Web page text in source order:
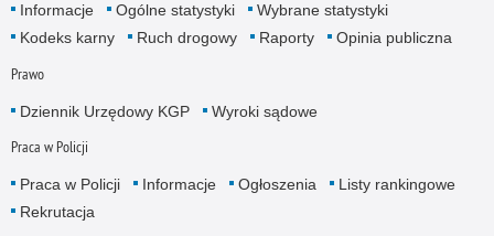
Informacje Ogólne statystyki
Wybrane statystyki
Kodeks karny
Ruch drogowy Raporty Opinia publiczna
Prawo
Dziennik Urzędowy KGP Wyroki sądowe
Praca w Policji
Praca w Policji Informacje Ogłoszenia
Listy rankingowe
Rekrutacja